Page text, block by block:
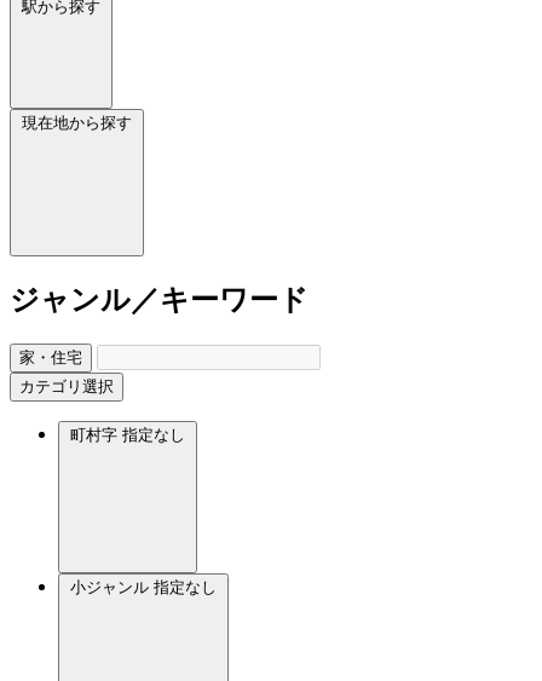
駅から探す
現在地から探す
ジャンル／キーワード
家・住宅
カテゴリ選択
町村字 指定なし
小ジャンル 指定なし